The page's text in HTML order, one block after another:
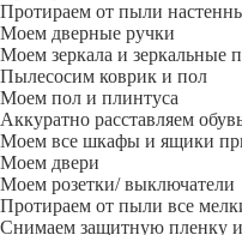
Протираем от пыли
Моем дверные ручки
Моем зеркала и зеркальные
Пылесосим коврик и пол
Моем пол и плинтуса
Аккуратно расставляем
Моем все шкафы и ящики
Моем двери
Моем розетки/ выключатели
Протираем от пыли все
Снимаем защитную пленку